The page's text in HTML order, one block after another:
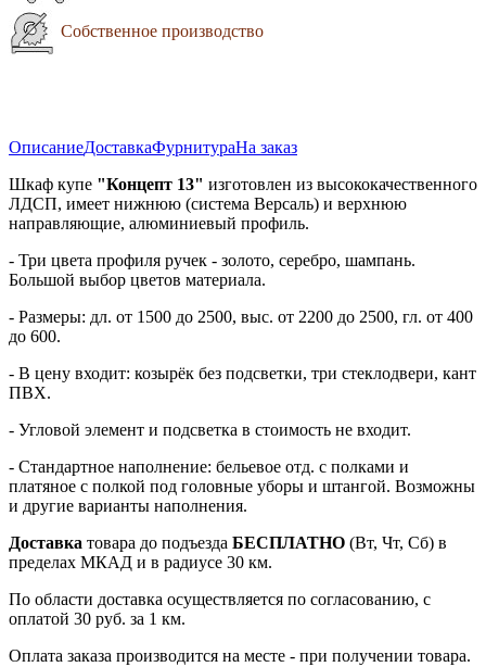
Собственное производство
ОписаниеДоставкаФурнитураНа заказ
Шкаф купе "Концепт 13" изготовлен из высококачественного
ЛДСП, имеет нижнюю (система Версаль) и верхнюю
направляющие, алюминиевый профиль.
- Три цвета профиля ручек - золото, серебро, шампань.
Большой выбор цветов материала.
- Размеры: дл. от 1500 до 2500, выс. от 2200 до 2500, гл. от 400
до 600.
- В цену входит: козырёк без подсветки, три стеклодвери, кант
ПВХ.
- Угловой элемент и подсветка в стоимость не входит.
- Стандартное наполнение: бельевое отд. с полками и
платяное с полкой под головные уборы и штангой. Возможны
и другие варианты наполнения.
Доставка товара до подъезда БЕСПЛАТНО (Вт, Чт, Сб) в
пределах МКАД и в радиусе 30 км.
По области доставка осуществляется по согласованию, с
оплатой 30 руб. за 1 км.
Оплата заказа производится на месте - при получении товара.